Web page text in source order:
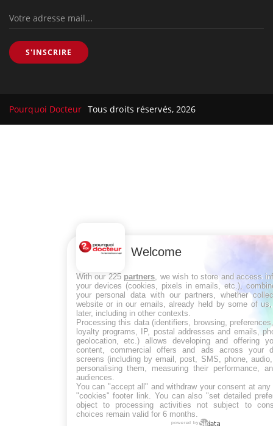
S'INSCRIRE
Pourquoi Docteur Tous droits réservés, 2026
Welcome
With our 225 partners , we wish to store and access
your devices (cookies, pixels in emails, etc.),
your personal data with our partners, whether
website or in our emails, already held by some of
later, including in other contexts.
Processing this data (identifiers, browsing,
loyalty programs, IP, postal addresses and emails,
geolocation, etc.) allows developing and offering
content, commercial offers and ads across your
screens (including by email, post, SMS, phone,
personalising them, measuring their performance,
audiences.
You can "accept all" and withdraw your consent at
"cookies" footer link . You can also "set detailed
object to processing activities not subject to
choices remain valid for 6 months.
powered by